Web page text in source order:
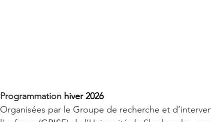
Programmation hiver 2026
Organisées par le Groupe de recherche et